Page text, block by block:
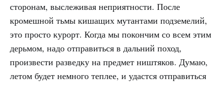
сторонам, выслеживая неприятности. После
кромешной тьмы кишащих мутантами подземелий,
это просто курорт. Когда мы покончим со всем этим
дерьмом, надо отправиться в дальний поход,
произвести разведку на предмет ништяков. Думаю,
летом будет немного теплее, и удастся отправиться